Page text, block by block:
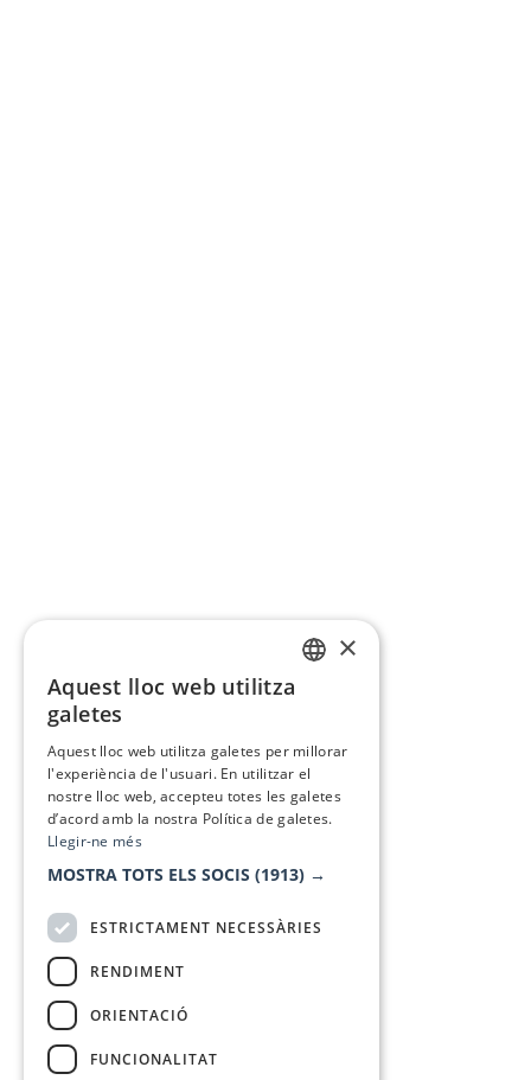
×
Aquest lloc web utilitza
galetes
Aquest lloc web utilitza galetes per millorar
l'experiència de l'usuari. En utilitzar el
nostre lloc web, accepteu totes les galetes
d’acord amb la nostra Política de galetes.
Llegir-ne més
MOSTRA TOTS ELS SOCIS (1913) →
ESTRICTAMENT NECESSÀRIES
RENDIMENT
ORIENTACIÓ
FUNCIONALITAT